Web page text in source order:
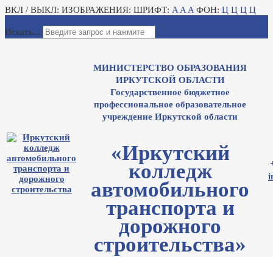
ВКЛ / ВЫКЛ: ИЗОБРАЖЕНИЯ: ШРИФТ: A A A ФОН: Ц Ц Ц Ц
Искать...
МИНИСТЕРСТВО ОБРАЗОВАНИЯ
ИРКУТСКОЙ ОБЛАСТИ
Государственное бюджетное
профессиональное образовательное
учреждение Иркутской области
«Иркутский
колледж
автомобильного
транспорта и
дорожного
строительства»